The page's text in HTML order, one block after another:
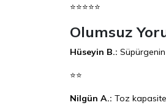
⭐⭐⭐⭐⭐
Olumsuz
Hüseyin B.:
⭐⭐
Nilgün A.: Toz